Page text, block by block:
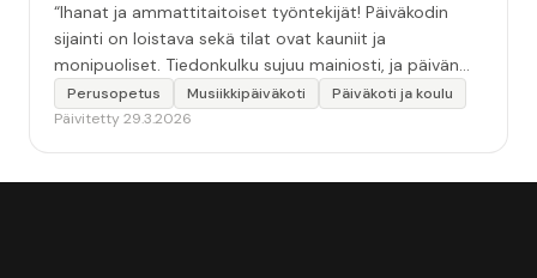
“Ihanat ja ammattitaitoiset työntekijät! Päiväkodin
sijainti on loistava sekä tilat ovat kauniit ja
monipuoliset. Tiedonkulku sujuu mainiosti, ja päivän
touhuista on mukava saada Muksunkirjaan kuvia.”
Perusopetus Musiikkipäiväkoti
Päiväkoti ja koulu
Päivitetty 29.3.2026